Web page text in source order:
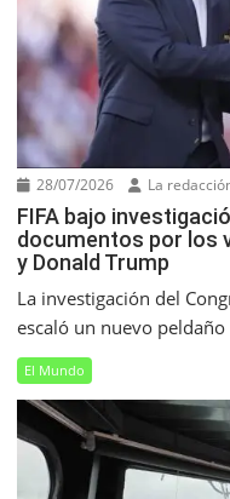
28/07/2026 La
FIFA bajo
documentos por los
y Donald Trump
La investigación del
escaló un nuevo peldaño
El Mundo